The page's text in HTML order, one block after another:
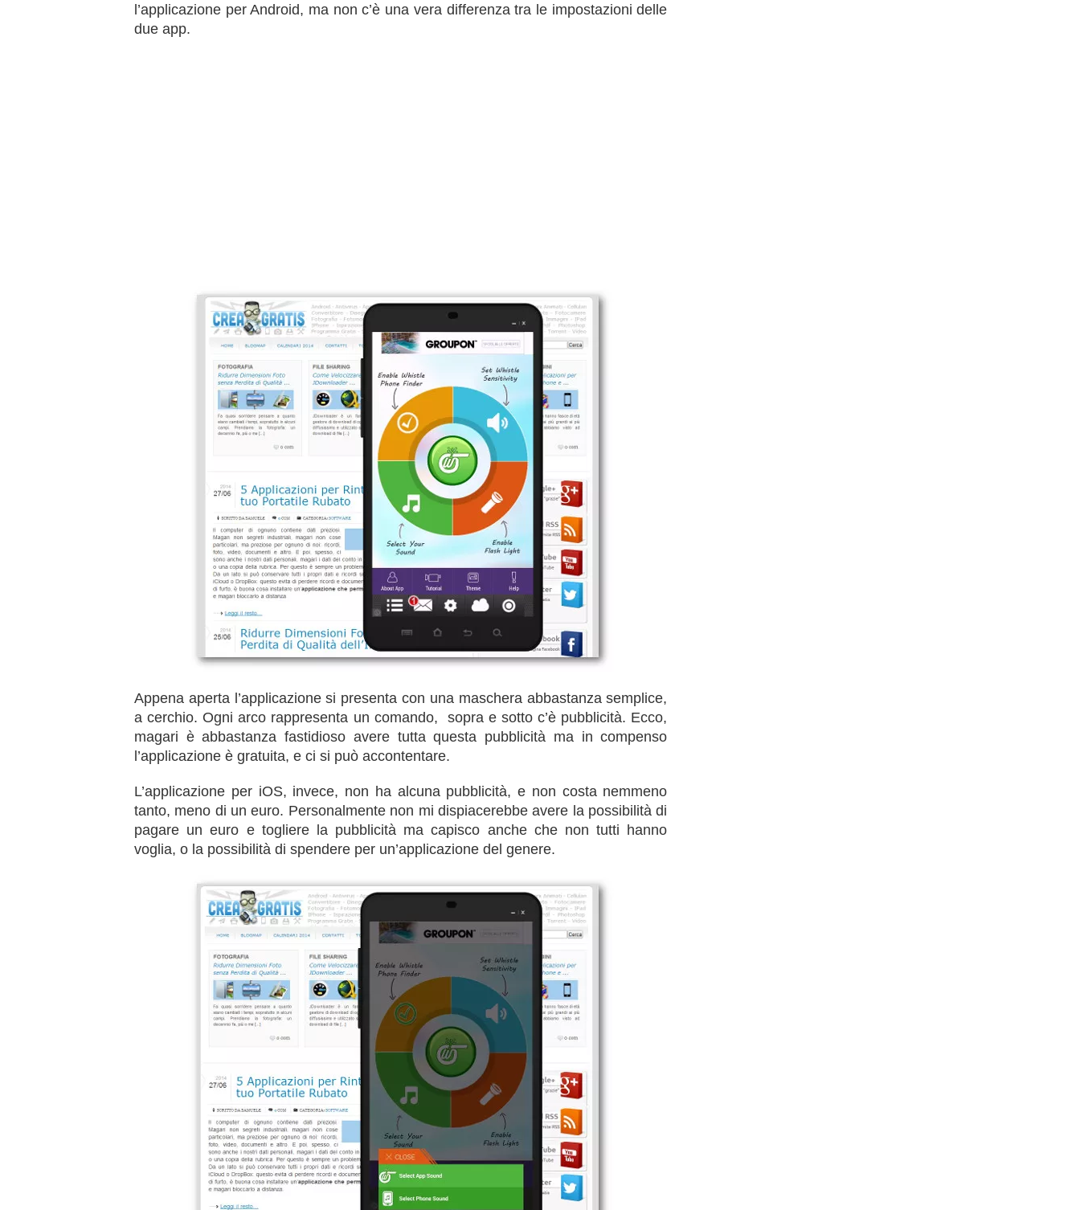
l’applicazione per Android, ma non c’è una vera differenza tra le impostazioni delle
due app.
Appena aperta l’applicazione si presenta con una maschera abbastanza semplice,
a cerchio. Ogni arco rappresenta un comando, sopra e sotto c’è pubblicità. Ecco,
magari è abbastanza fastidioso avere tutta questa pubblicità ma in compenso
l’applicazione è gratuita, e ci si può accontentare.
L’applicazione per iOS, invece, non ha alcuna pubblicità, e non costa nemmeno
tanto, meno di un euro. Personalmente non mi dispiacerebbe avere la possibilità di
pagare un euro e togliere la pubblicità ma capisco anche che non tutti hanno
voglia, o la possibilità di spendere per un’applicazione del genere.